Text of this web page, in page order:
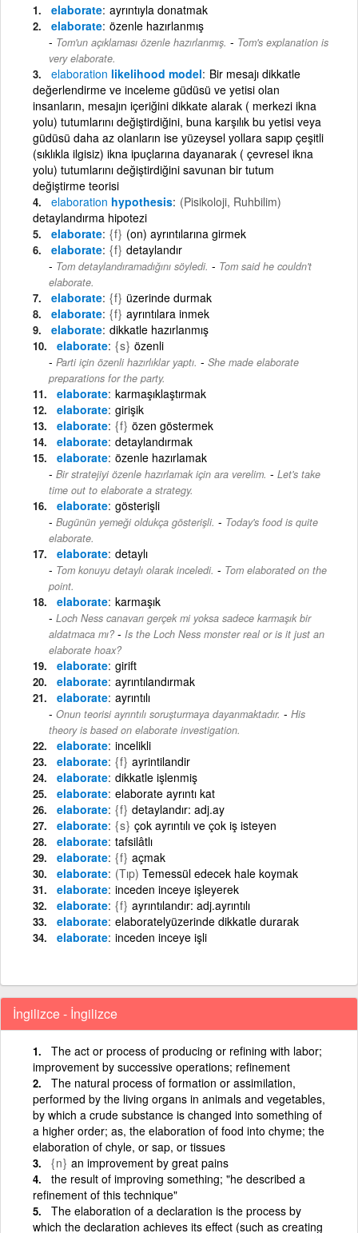
elaborate ayrıntıyla donatmak
elaborate özenle hazırlanmış
Tom'un açıklaması özenle hazırlanmış. - Tom's explanation is
very elaborate.
elaboration likelihood model Bir mesajı dikkatle
değerlendirme ve inceleme güdüsü ve yetisi olan
insanların, mesajın içeriğini dikkate alarak ( merkezi ikna
yolu) tutumlarını değiştirdiğini, buna karşılık bu yetisi veya
güdüsü daha az olanların ise yüzeysel yollara sapıp çeşitli
(sıklıkla ilgisiz) ikna ipuçlarına dayanarak ( çevresel ikna
yolu) tutumlarını değiştirdiğini savunan bir tutum
değiştirme teorisi
elaboration hypothesis (Pisikoloji, Ruhbilim)
detaylandırma hipotezi
elaborate {f} (on) ayrıntılarına girmek
elaborate {f} detaylandır
Tom detaylandıramadığını söyledi. - Tom said he couldn't
elaborate.
elaborate {f} üzerinde durmak
elaborate {f} ayrıntılara inmek
elaborate dikkatle hazırlanmış
elaborate {s} özenli
Parti için özenli hazırlıklar yaptı. - She made elaborate
preparations for the party.
elaborate karmaşıklaştırmak
elaborate girişik
elaborate {f} özen göstermek
elaborate detaylandırmak
elaborate özenle hazırlamak
Bir stratejiyi özenle hazırlamak için ara verelim. - Let's take
time out to elaborate a strategy.
elaborate gösterişli
Bugünün yemeği oldukça gösterişli. - Today's food is quite
elaborate.
elaborate detaylı
Tom konuyu detaylı olarak inceledi. - Tom elaborated on the
point.
elaborate karmaşık
Loch Ness canavarı gerçek mi yoksa sadece karmaşık bir
aldatmaca mı? - Is the Loch Ness monster real or is it just an
elaborate hoax?
elaborate girift
elaborate ayrıntılandırmak
elaborate ayrıntılı
Onun teorisi ayrıntılı soruşturmaya dayanmaktadır. - His
theory is based on elaborate investigation.
elaborate incelikli
elaborate {f} ayrintilandir
elaborate dikkatle işlenmiş
elaborate elaborate ayrıntı kat
elaborate {f} detaylandır: adj.ay
elaborate {s} çok ayrıntılı ve çok iş isteyen
elaborate tafsilâtlı
elaborate {f} açmak
elaborate (Tıp) Temessül edecek hale koymak
elaborate inceden inceye işleyerek
elaborate {f} ayrıntılandır: adj.ayrıntılı
elaborate elaboratelyüzerinde dikkatle durarak
elaborate inceden inceye işli
İngilizce - İngilizce
The act or process of producing or refining with labor;
improvement by successive operations; refinement
The natural process of formation or assimilation,
performed by the living organs in animals and vegetables,
by which a crude substance is changed into something of
a higher order; as, the elaboration of food into chyme; the
elaboration of chyle, or sap, or tissues
{n} an improvement by great pains
the result of improving something; "he described a
refinement of this technique"
The elaboration of a declaration is the process by
which the declaration achieves its effect (such as creating